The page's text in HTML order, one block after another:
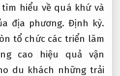
hiểu về quá khứ và
địa phương. Định kỳ.
tổ chức các triển lãm
cao hiệu quả vận
du khách những trải